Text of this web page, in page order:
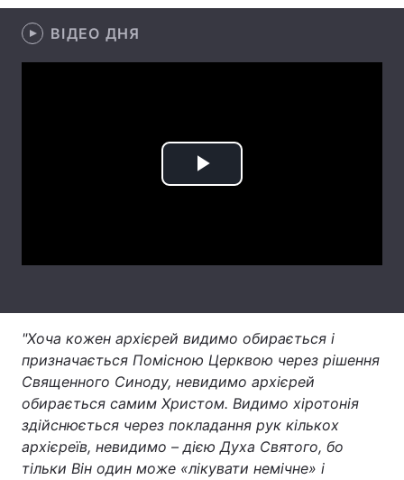
Здоров'я
Послуги
ВІДЕО ДНЯ
Play
"Хоча кожен архієрей видимо обирається і
призначається Помісною Церквою через рішення
Священного Синоду, невидимо архієрей
обирається самим Христом. Видимо хіротонія
здійснюється через покладання рук кількох
архієреїв, невидимо – дією Духа Святого, бо
тільки Він один може «лікувати немічне» і